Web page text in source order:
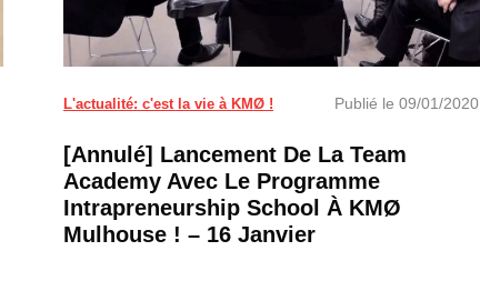
L'actualité: c'est la vie à KMØ ! Publié le 09/01/2020
[Annulé] Lancement De La Team
Academy Avec Le Programme
Intrapreneurship School À KMØ
Mulhouse ! – 16 Janvier